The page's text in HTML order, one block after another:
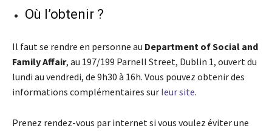
Où l’obtenir ?
Il faut se rendre en personne au Department of Social and
Family Affair, au 197/199 Parnell Street, Dublin 1, ouvert du
lundi au vendredi, de 9h30 à 16h. Vous pouvez obtenir des
informations complémentaires sur leur site.
Prenez rendez-vous par internet si vous voulez éviter une